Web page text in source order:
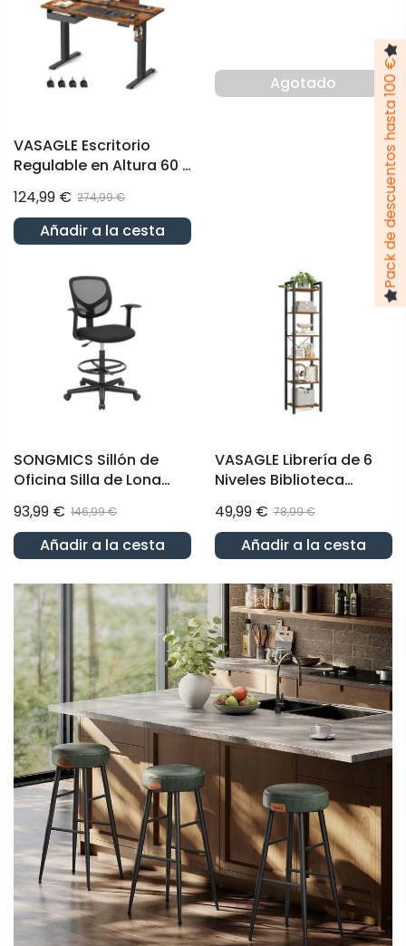
VASAGLE Escritorio
Regulable en Altura 60 x
Negro
124,99 € 274,99 €
Añadir a la cesta
Agotado
SONGMICS Sillón de
Oficina Silla de Lona
reposapiés Silla para
Oficina
93,99 € 146,99 €
Añadir a la cesta
VASAGLE Librería de 6
Niveles Biblioteca
30 x 40 x 187,5 cm
49,99 € 78,99 €
Añadir a la cesta
Pack de descuentos hasta 100 €